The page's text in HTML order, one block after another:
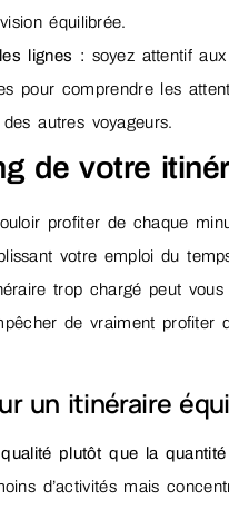
équilibrée.
lignes : soyez attentif
pour comprendre les
autres voyageurs.
de votre
profiter de chaque
votre emploi du
trop chargé peut vous
de vraiment profiter
un itinéraire
plutôt que la
d’activités mais